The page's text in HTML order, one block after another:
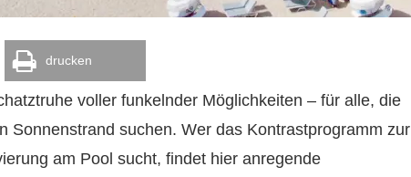
drucken
voller funkelnder Möglichkeiten – für alle, die
Sonnenstrand suchen. Wer das Kontrastprogramm zur
am Pool sucht, findet hier anregende